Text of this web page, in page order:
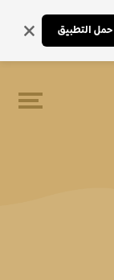
حمل التطبيق